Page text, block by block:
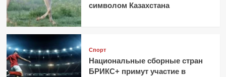
символом Казахстана
Спорт
Национальные сборные стран
БРИКС+ примут участие в